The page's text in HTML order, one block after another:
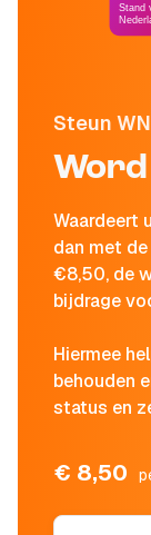
Steun
Waardeert
dan met
€8,50, de
bijdrage
Hiermee
behouden
status en
€ 8,50
Stand